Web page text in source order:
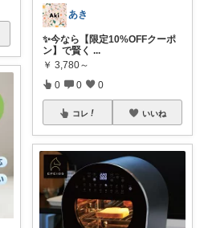
あき
✨今なら【限定10%OFFクーポ
ン】で賢く ...
￥ 3,780～
0 0 0
コレ いいね